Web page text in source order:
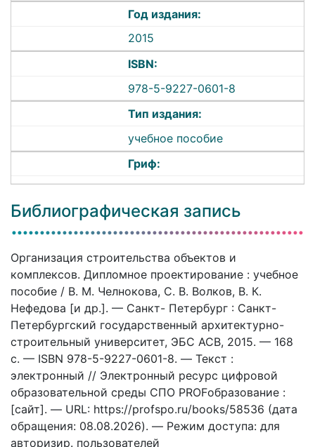
Год издания:
2015
ISBN:
978-5-9227-0601-8
Тип издания:
учебное пособие
Гриф:
Библиографическая запись
Организация строительства объектов и
комплексов. Дипломное проектирование : учебное
пособие / В. М. Челнокова, С. В. Волков, В. К.
Нефедова [и др.]. — Санкт- Петербург : Санкт-
Петербургский государственный архитектурно-
строительный университет, ЭБС АСВ, 2015. — 168
c. — ISBN 978-5-9227-0601-8. — Текст :
электронный // Электронный ресурс цифровой
образовательной среды СПО PROFобразование :
[сайт]. — URL: https://profspo.ru/books/58536 (дата
обращения: 08.08.2026). — Режим доступа: для
авторизир. пользователей